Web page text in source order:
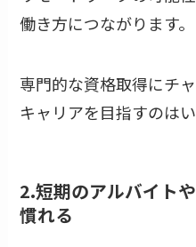
働き方につながります。
専門的な資格取得にチ
キャリアを目指すのは
2.短期のアルバイト
慣れる